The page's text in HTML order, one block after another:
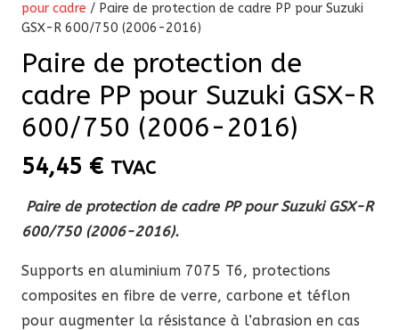
pour cadre / Paire de protection de cadre PP pour Suzuki
GSX-R 600/750 (2006-2016)
Paire de protection de
cadre PP pour Suzuki GSX-R
600/750 (2006-2016)
54,45 € TVAC
Paire de protection de cadre PP pour Suzuki GSX-R
600/750 (2006-2016).
Supports en aluminium 7075 T6, protections
composites en fibre de verre, carbone et téflon
pour augmenter la résistance à l’abrasion en cas